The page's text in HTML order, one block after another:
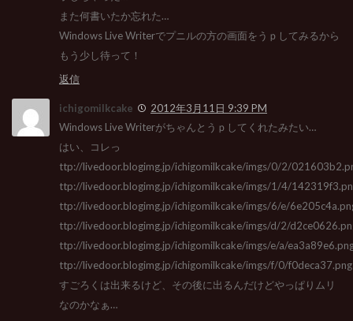
また何書いたか忘れた…
Windows Live Writerでプニルの方の画面をうｐしてみるから
もう少し待って！
返信
ichigomilkcake
2012年3月11日 9:39 PM
Windows Live Writerがちゃんとうｐしてくれたみたい…
はい、コレっ
ttp://livedoor.blogimg.jp/ichigomilkcake/imgs/0/2/
ttp://livedoor.blogimg.jp/ichigomilkcake/imgs/1/4/
ttp://livedoor.blogimg.jp/ichigomilkcake/imgs/6/e/
ttp://livedoor.blogimg.jp/ichigomilkcake/imgs/d/2/
ttp://livedoor.blogimg.jp/ichigomilkcake/imgs/e/a/
ttp://livedoor.blogimg.jp/ichigomilkcake/imgs/f/0/f0deca37.png
すごろくは出来るけど、その後に出るんだけどやっぱりムリ
なのかなぁ…